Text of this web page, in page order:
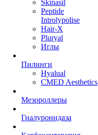
Skinasil
Peptide
Introlypolise
Hair-X
Pluryal
Иглы
Пилинги
Hyalual
CMED Aesthetics
Мезороллеры
Гиалуронидаза